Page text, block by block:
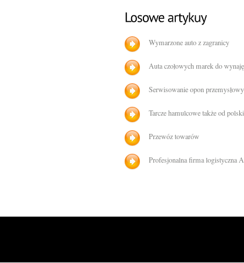
Wymarzone auto z zagranicy
Auta czołowych marek do
Serwisowanie opon
Tarcze hamulcowe także od
Przewóz towarów
Profesjonalna firma logistyczna